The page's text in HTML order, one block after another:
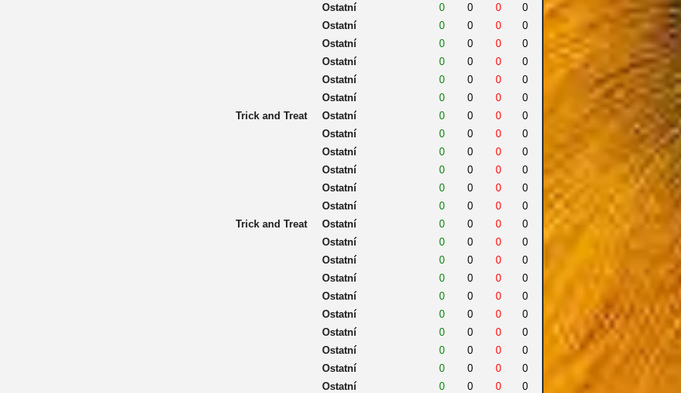
Ostatní 0 0 0
0
Ostatní 0 0 0
0
Ostatní 0 0 0
0
Ostatní 0 0 0
0
Ostatní 0 0 0
0
Ostatní 0 0 0
0
Trick and Treat Ostatní 0 0 0
0
Ostatní 0 0 0
0
Ostatní 0 0 0
0
Ostatní 0 0 0
0
Ostatní 0 0 0
0
Ostatní 0 0 0
0
Trick and Treat Ostatní 0 0 0
0
Ostatní 0 0 0
0
Ostatní 0 0 0
0
Ostatní 0 0 0
0
Ostatní 0 0 0
0
Ostatní 0 0 0
0
Ostatní 0 0 0
0
Ostatní 0 0 0
0
Ostatní 0 0 0
0
Ostatní 0 0 0 0